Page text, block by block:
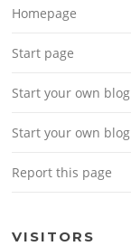
Homepage
Start page
Start your own blog
Start your own blog
Report this page
VISITORS